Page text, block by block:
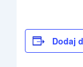
Dodaj